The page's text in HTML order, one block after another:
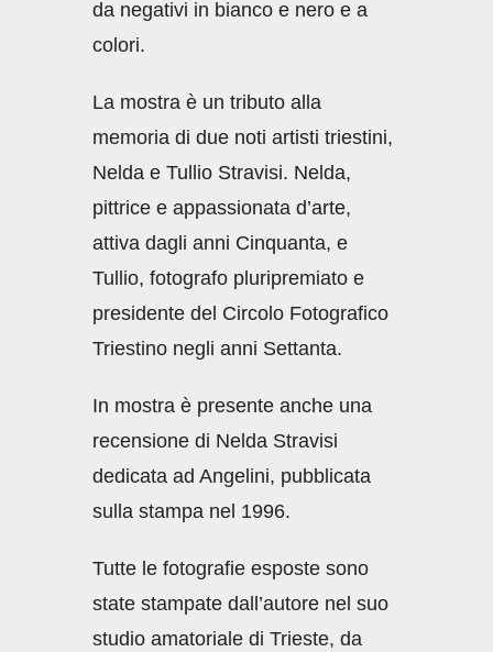
da negativi in bianco e nero e a
colori.
La mostra è un tributo alla
memoria di due noti artisti triestini,
Nelda e Tullio Stravisi. Nelda,
pittrice e appassionata d’arte,
attiva dagli anni Cinquanta, e
Tullio, fotografo pluripremiato e
presidente del Circolo Fotografico
Triestino negli anni Settanta.
In mostra è presente anche una
recensione di Nelda Stravisi
dedicata ad Angelini, pubblicata
sulla stampa nel 1996.
Tutte le fotografie esposte sono
state stampate dall’autore nel suo
studio amatoriale di Trieste, da